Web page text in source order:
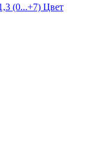
(0...+7) Цвет